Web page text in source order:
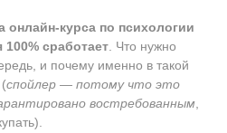
онлайн-курса по психологии
100% сработает. Что нужно
и почему именно в такой
(спойлер — потому что это
востребованным,